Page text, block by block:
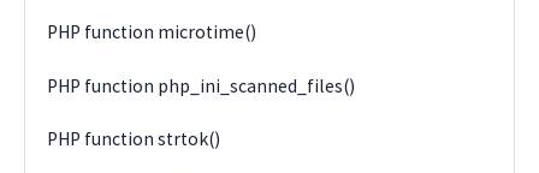
PHP function microtime()
PHP function php_ini_scanned_files()
PHP function strtok()